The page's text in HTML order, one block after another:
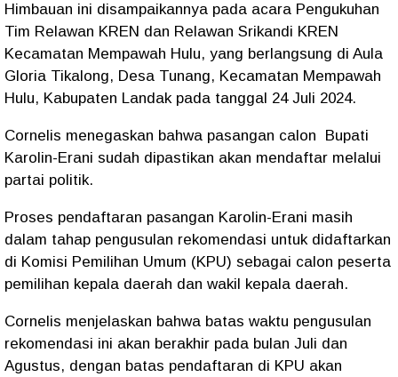
Himbauan ini disampaikannya pada acara Pengukuhan
Tim Relawan KREN dan Relawan Srikandi KREN
Kecamatan Mempawah Hulu, yang berlangsung di Aula
Gloria Tikalong, Desa Tunang, Kecamatan Mempawah
Hulu, Kabupaten Landak pada tanggal 24 Juli 2024.
Cornelis menegaskan bahwa pasangan calon Bupati
Karolin-Erani sudah dipastikan akan mendaftar melalui
partai politik.
Proses pendaftaran pasangan Karolin-Erani masih
dalam tahap pengusulan rekomendasi untuk didaftarkan
di Komisi Pemilihan Umum (KPU) sebagai calon peserta
pemilihan kepala daerah dan wakil kepala daerah.
Cornelis menjelaskan bahwa batas waktu pengusulan
rekomendasi ini akan berakhir pada bulan Juli dan
Agustus, dengan batas pendaftaran di KPU akan